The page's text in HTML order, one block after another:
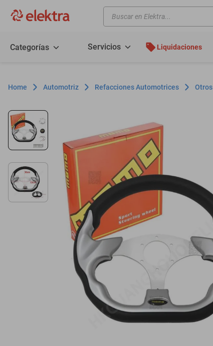
Buscar en Elektra...
Categorías Servicios Liquidaciones
Automotriz Refacciones Automotrices Otros
motos
lavadoras
colchones
salas